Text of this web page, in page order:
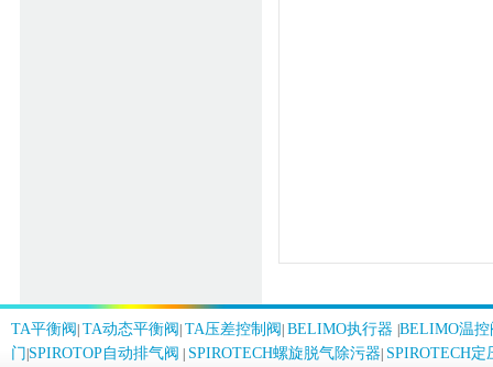
TA平衡阀 TA动态平衡阀 TA压差控制阀 BELIMO执行器 BELIMO温控
门 SPIROTOP自动排气阀 SPIROTECH螺旋脱气除污器 SPIROTECH